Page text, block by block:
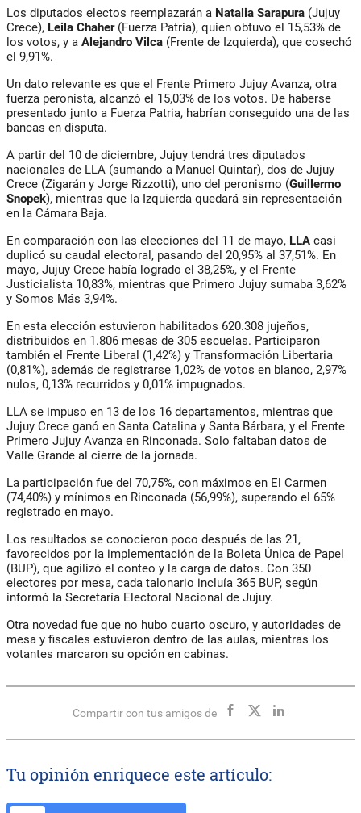
Los diputados electos reemplazarán a Natalia Sarapura (Jujuy
Crece), Leila Chaher (Fuerza Patria), quien obtuvo el 15,53% de
los votos, y a Alejandro Vilca (Frente de Izquierda), que cosechó
el 9,91%.
Un dato relevante es que el Frente Primero Jujuy Avanza, otra
fuerza peronista, alcanzó el 15,03% de los votos. De haberse
presentado junto a Fuerza Patria, habrían conseguido una de las
bancas en disputa.
A partir del 10 de diciembre, Jujuy tendrá tres diputados
nacionales de LLA (sumando a Manuel Quintar), dos de Jujuy
Crece (Zigarán y Jorge Rizzotti), uno del peronismo (Guillermo
Snopek), mientras que la Izquierda quedará sin representación
en la Cámara Baja.
En comparación con las elecciones del 11 de mayo, LLA casi
duplicó su caudal electoral, pasando del 20,95% al 37,51%. En
mayo, Jujuy Crece había logrado el 38,25%, y el Frente
Justicialista 10,83%, mientras que Primero Jujuy sumaba 3,62%
y Somos Más 3,94%.
En esta elección estuvieron habilitados 620.308 jujeños,
distribuidos en 1.806 mesas de 305 escuelas. Participaron
también el Frente Liberal (1,42%) y Transformación Libertaria
(0,81%), además de registrarse 1,02% de votos en blanco, 2,97%
nulos, 0,13% recurridos y 0,01% impugnados.
LLA se impuso en 13 de los 16 departamentos, mientras que
Jujuy Crece ganó en Santa Catalina y Santa Bárbara, y el Frente
Primero Jujuy Avanza en Rinconada. Solo faltaban datos de
Valle Grande al cierre de la jornada.
La participación fue del 70,75%, con máximos en El Carmen
(74,40%) y mínimos en Rinconada (56,99%), superando el 65%
registrado en mayo.
Los resultados se conocieron poco después de las 21,
favorecidos por la implementación de la Boleta Única de Papel
(BUP), que agilizó el conteo y la carga de datos. Con 350
electores por mesa, cada talonario incluía 365 BUP, según
informó la Secretaría Electoral Nacional de Jujuy.
Otra novedad fue que no hubo cuarto oscuro, y autoridades de
mesa y fiscales estuvieron dentro de las aulas, mientras los
votantes marcaron su opción en cabinas.
Compartir con tus amigos de
Tu opinión enriquece este artículo: